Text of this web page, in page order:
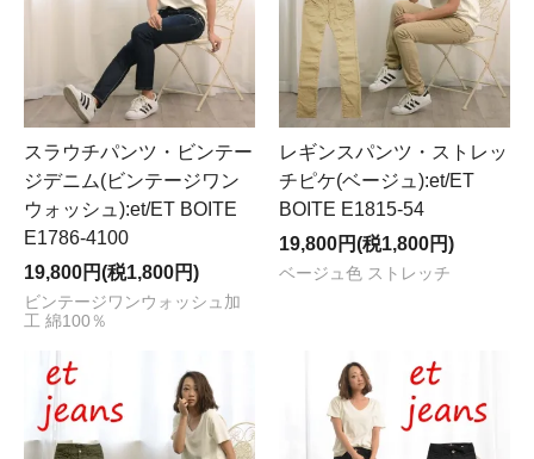
スラウチパンツ・ビンテー
ジデニム(ビンテージワン
ウォッシュ):et/ET BOITE
E1786-4100
19,800円(税1,800円)
ビンテージワンウォッシュ加
工 綿100％
レギンスパンツ・ストレッ
チピケ(ベージュ):et/ET
BOITE E1815-54
19,800円(税1,800円)
ベージュ色 ストレッチ